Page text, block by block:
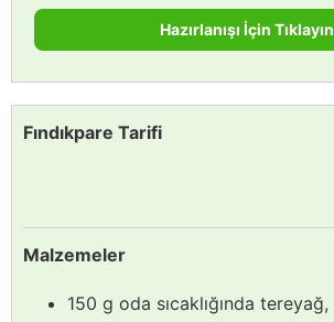
Hazırlanışı İçin Tıklayın
Fındıkpare Tarifi
Malzemeler
150 g oda sıcaklığında tereyağ,